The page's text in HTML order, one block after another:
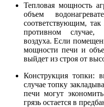
Тепловая мощность
объем
соответствующим,
противном случае,
воздуха. Если
мощности печи и
выйдет из строя от
Конструкция топки:
случае топку
печи могут
грязь остается в